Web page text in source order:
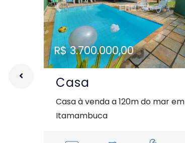
Previous
R$ 3.700.000,00
Casa
Casa à venda a 120m do mar em
Itamambuca